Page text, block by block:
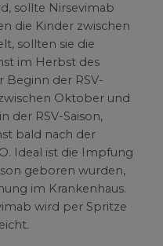
sollte Nirsevimab
die Kinder zwischen
sollten sie die
im Herbst des
Beginn der RSV-
Oktober und
der RSV-Saison,
bald nach der
Ideal ist die Impfung
geboren wurden,
im Krankenhaus.
wird per Spritze